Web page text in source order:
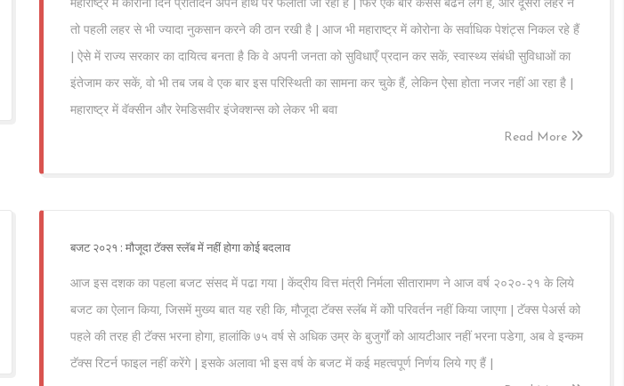
महाराष्ट्र में कोरोना दिन प्रतिदिन अपने हाथ पैर फैलाता जा रहा है | फिर एक बार केसेस बढने लगे हैं, और दूसरी लहर ने
तो पहली लहर से भी ज्यादा नुकसान करने की ठान रखी है | आज भी महाराष्ट्र में कोरोना के सर्वाधिक पेशंट्स निकल रहे हैं
| ऐसे में राज्य सरकार का दायित्व बनता है कि वे अपनी जनता को सुविधाएँ प्रदान कर सकें, स्वास्थ्य संबंधी सुविधाओं का
इंतेजाम कर सकें, वो भी तब जब वे एक बार इस परिस्थिती का सामना कर चुके हैं, लेकिन ऐसा होता नजर नहीं आ रहा है |
महाराष्ट्र में वॅक्सीन और रेमडिसवीर इंजेक्शन्स को लेकर भी बवा
Read More
बजट २०२१ : मौजूदा टॅक्स स्लॅब में नहीं होगा कोई बदलाव
आज इस दशक का पहला बजट संसद में पढा गया | केंद्रीय वित्त मंत्री निर्मला सीतारामण ने आज वर्ष २०२०-२१ के लिये
बजट का ऐलान किया, जिसमें मुख्य बात यह रही कि, मौजूदा टॅक्स स्लॅब में कोी परिवर्तन नहीं किया जाएगा | टॅक्स पेअर्स को
पहले की तरह ही टॅक्स भरना होगा, हालांकि ७५ वर्ष से अधिक उम्र के बुजुर्गों को आयटीआर नहीं भरना पडेगा, अब वे इन्कम
टॅक्स रिटर्न फाइल नहीं करेंगे | इसके अलावा भी इस वर्ष के बजट में कई महत्वपूर्ण निर्णय लिये गए हैं |